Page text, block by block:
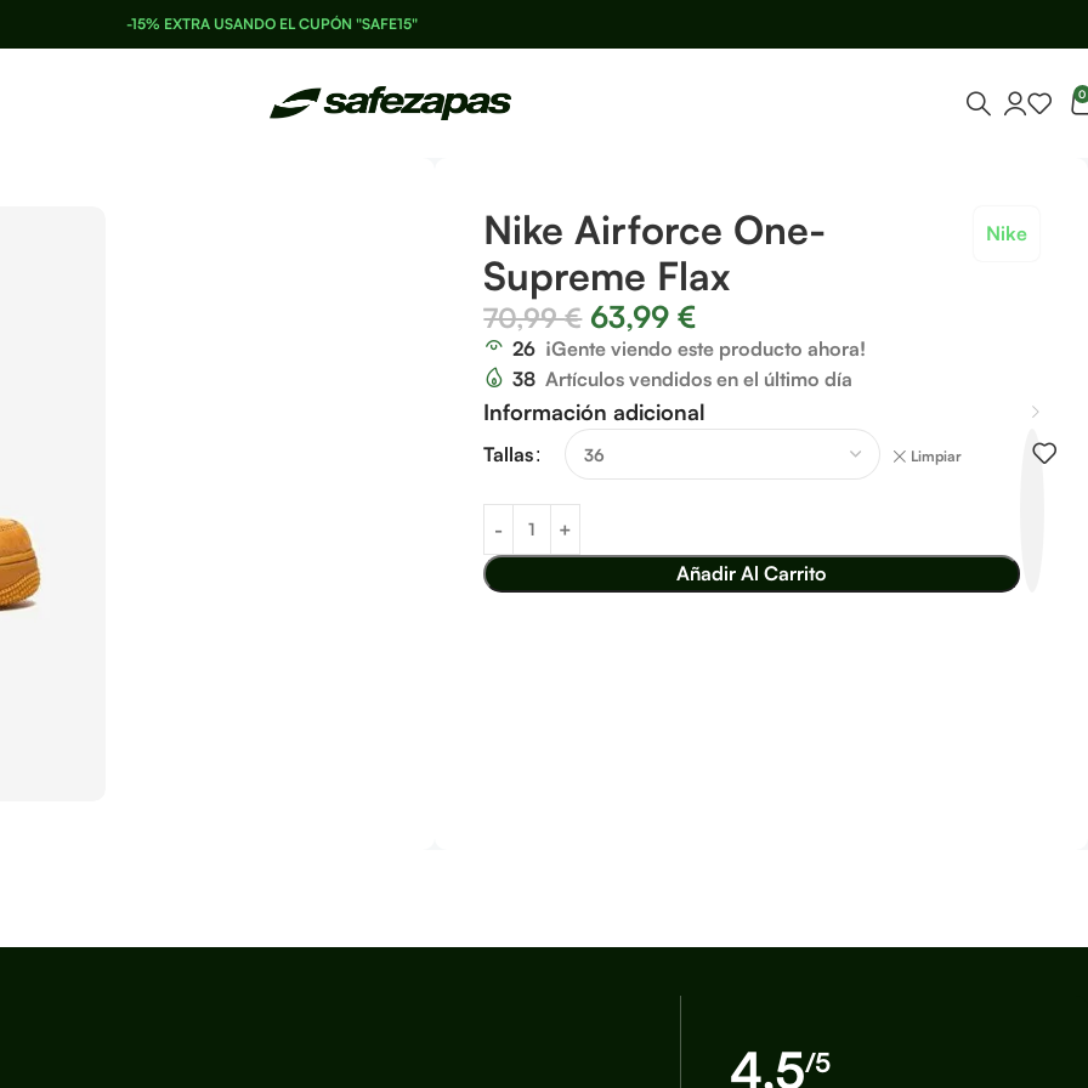
-15% EXTRA USANDO EL CUPÓN "SAFE15"
0
Nike Airforce One-
Supreme Flax
Nike
70,99€ 63,99€
26 ¡Gente viendo este producto ahora!
38 Artículos vendidos en el último día
Información adicional
Tallas Limpiar
Añadir Al Carrito
4,5/5